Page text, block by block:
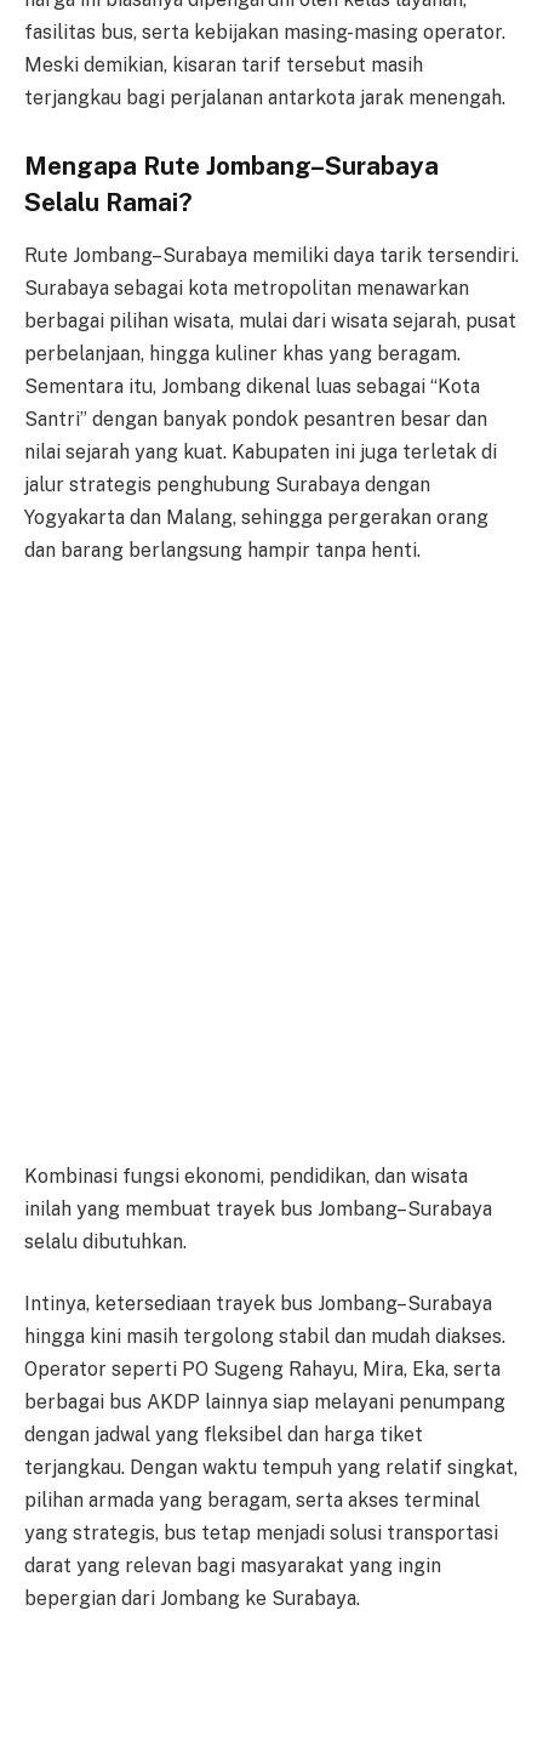
fasilitas bus, serta kebijakan masing-masing operator.
Meski demikian, kisaran tarif tersebut masih
terjangkau bagi perjalanan antarkota jarak menengah.
Mengapa Rute Jombang–Surabaya
Selalu Ramai?
Rute Jombang–Surabaya memiliki daya tarik tersendiri.
Surabaya sebagai kota metropolitan menawarkan
berbagai pilihan wisata, mulai dari wisata sejarah, pusat
perbelanjaan, hingga kuliner khas yang beragam.
Sementara itu, Jombang dikenal luas sebagai “Kota
Santri” dengan banyak pondok pesantren besar dan
nilai sejarah yang kuat. Kabupaten ini juga terletak di
jalur strategis penghubung Surabaya dengan
Yogyakarta dan Malang, sehingga pergerakan orang
dan barang berlangsung hampir tanpa henti.
Kombinasi fungsi ekonomi, pendidikan, dan wisata
inilah yang membuat trayek bus Jombang–Surabaya
selalu dibutuhkan.
Intinya, ketersediaan trayek bus Jombang–Surabaya
hingga kini masih tergolong stabil dan mudah diakses.
Operator seperti PO Sugeng Rahayu, Mira, Eka, serta
berbagai bus AKDP lainnya siap melayani penumpang
dengan jadwal yang fleksibel dan harga tiket
terjangkau. Dengan waktu tempuh yang relatif singkat,
pilihan armada yang beragam, serta akses terminal
yang strategis, bus tetap menjadi solusi transportasi
darat yang relevan bagi masyarakat yang ingin
bepergian dari Jombang ke Surabaya.